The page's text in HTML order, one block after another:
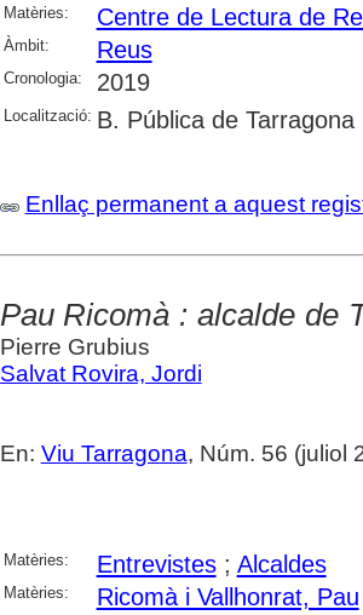
Matèries: Centre de Lectura de
Àmbit: Reus
Cronologia: 2019
Localització: B. Pública de Tarragona
Enllaç permanent a aquest
Pau Ricomà : alcalde de
Pierre Grubius
Salvat Rovira, Jordi
En: Viu Tarragona, Núm. 56 (juliol
Matèries: Entrevistes; Alcaldes
Matèries: Ricomà i Vallhonrat, Pau